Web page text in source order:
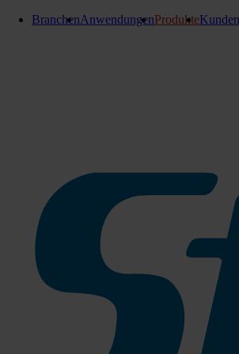
BranchenAnwendungenProdukte